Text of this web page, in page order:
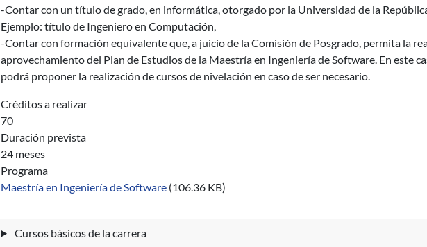
-Contar con un título de grado, en informática, otorgado por la Universidad de la
Ejemplo: título de Ingeniero en Computación,
-Contar con formación equivalente que, a juicio de la Comisión de Posgrado, permita la
aprovechamiento del Plan de Estudios de la Maestría en Ingeniería de Software. En este
podrá proponer la realización de cursos de nivelación en caso de ser necesario.
Créditos a realizar
70
Duración prevista
24 meses
Programa
Maestría en Ingeniería de Software (106.36 KB)
Cursos básicos de la carrera